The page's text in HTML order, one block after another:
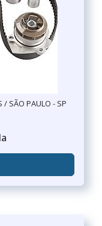
/ SÃO PAULO - SP